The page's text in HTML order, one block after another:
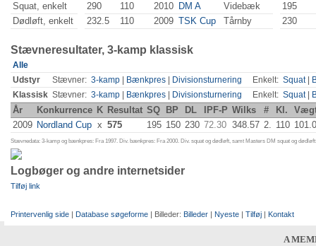
Squat, enkelt
290 110 2010 DM A Videbæk
195
Dødløft, enkelt
232.5 110 2009 TSK Cup Tårnby 230
Stævneresultater, 3-kamp klassisk
Alle
Udstyr
Stævner: 3-kamp Bænkpres Divisionsturnering Enkelt: Squat|
Klassisk Stævner: 3-kamp Bænkpres Divisionsturnering Enkelt: Squat|
År Konkurrence K Resultat SQ BP DL IPF-P Wilks # Kl.
2009 Nordland Cup x 575 195 150 230 72.30 348.57 2. 110
Stævnedata: 3-kamp og bænkpres: Fra 1997. Div. bænkpres: Fra 2000. Div. squat og dødløft, samt Masters DM squat og
Logbøger og andre internetsider
Tilføj link
Printervenlig side | Database søgeforme | Billeder: Billeder | Nyeste | Tilføj | Kontakt
A